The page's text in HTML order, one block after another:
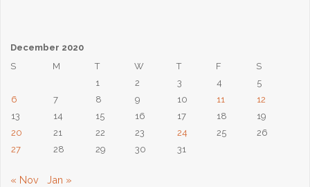
December 2020
S
M T W T F
S
1
2 3 4
5
6
7 8 9 10 11
12
13
14 15 16 17 18
19
20
21 22 23 24 25
26
27
28 29 30 31
« Nov Jan »